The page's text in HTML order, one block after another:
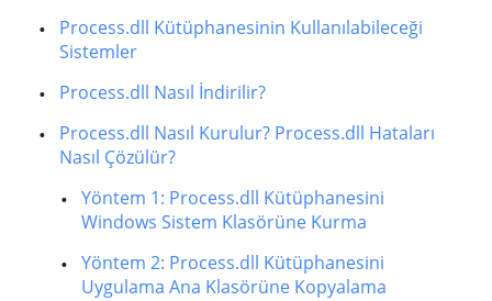
Process.dll Kütüphanesinin Kullanılabileceği
Sistemler
Process.dll Nasıl İndirilir?
Process.dll Nasıl Kurulur? Process.dll Hataları
Nasıl Çözülür?
Yöntem 1: Process.dll Kütüphanesini
Windows Sistem Klasörüne Kurma
Yöntem 2: Process.dll Kütüphanesini
Uygulama Ana Klasörüne Kopyalama